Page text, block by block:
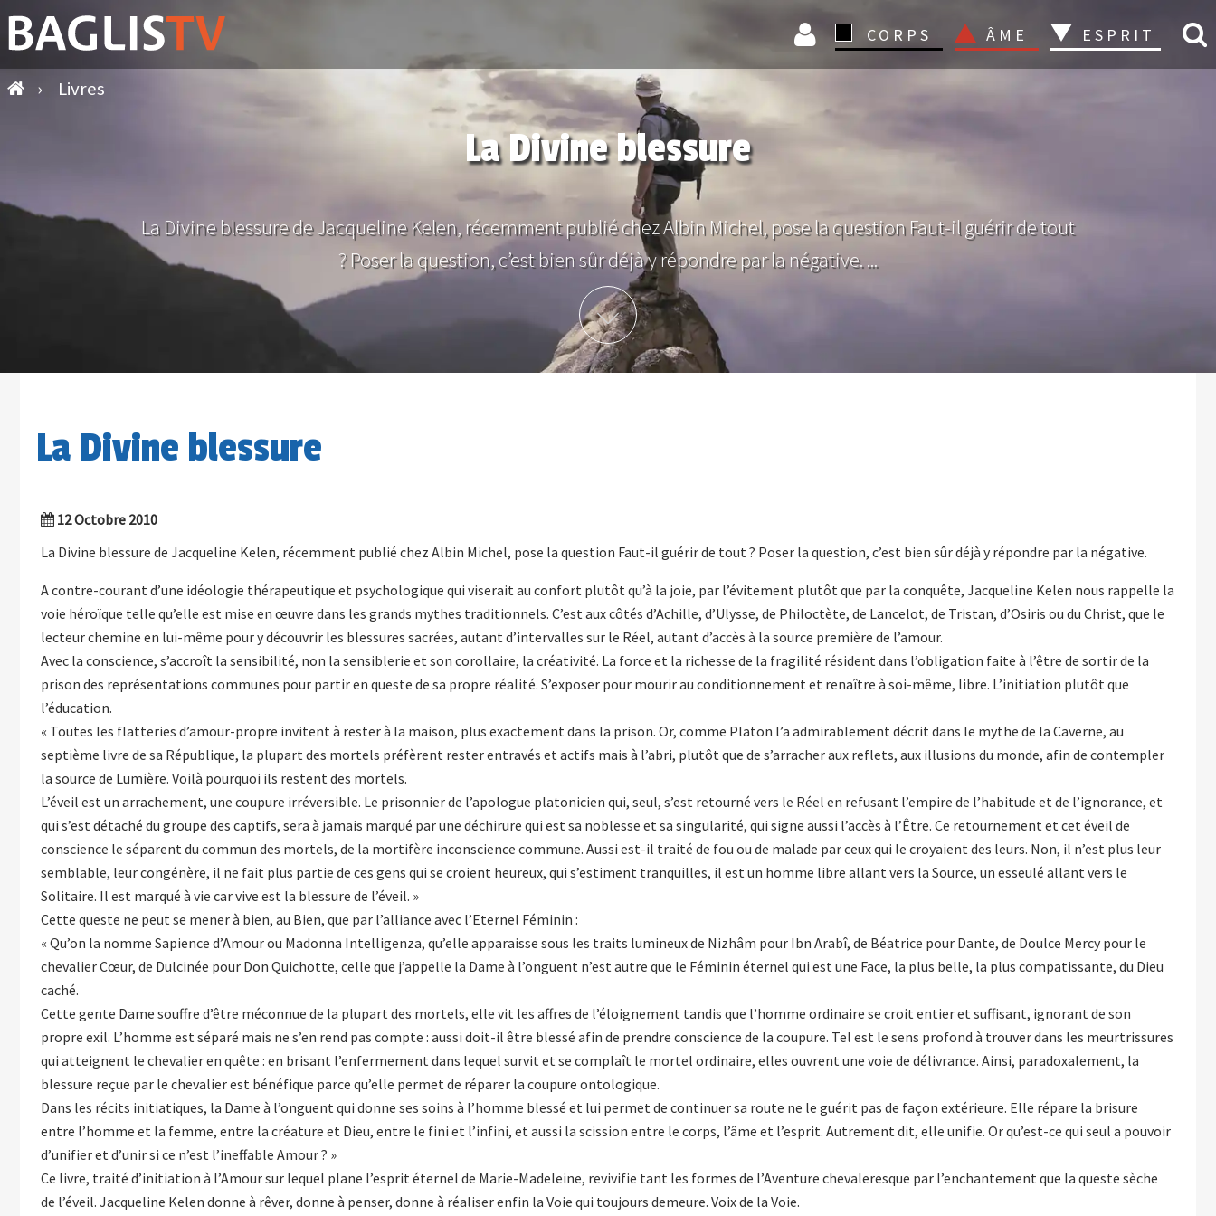
CONNEXION
CORPS ÂME ESPRIT
› Livres
La Divine blessure
La Divine blessure de Jacqueline Kelen, récemment publié chez Albin Michel, pose la question Faut-il guérir de tout
? Poser la question, c’est bien sûr déjà y répondre par la négative. ...
Plus d'info
La Divine blessure
12 Octobre 2010
La Divine blessure de Jacqueline Kelen, récemment publié chez Albin Michel, pose la question Faut-il guérir de tout ? Poser la question, c’est bien sûr déjà y répondre par la négative.
A contre-courant d’une idéologie thérapeutique et psychologique qui viserait au confort plutôt qu’à la joie, par l’évitement plutôt que par la conquête, Jacqueline Kelen nous rappelle la
voie héroïque telle qu’elle est mise en œuvre dans les grands mythes traditionnels. C’est aux côtés d’Achille, d’Ulysse, de Philoctète, de Lancelot, de Tristan, d’Osiris ou du Christ, que le
lecteur chemine en lui-même pour y découvrir les blessures sacrées, autant d’intervalles sur le Réel, autant d’accès à la source première de l’amour.
Avec la conscience, s’accroît la sensibilité, non la sensiblerie et son corollaire, la créativité. La force et la richesse de la fragilité résident dans l’obligation faite à l’être de sortir de la
prison des représentations communes pour partir en queste de sa propre réalité. S’exposer pour mourir au conditionnement et renaître à soi-même, libre. L’initiation plutôt que
l’éducation.
« Toutes les flatteries d’amour-propre invitent à rester à la maison, plus exactement dans la prison. Or, comme Platon l’a admirablement décrit dans le mythe de la Caverne, au
septième livre de sa République, la plupart des mortels préfèrent rester entravés et actifs mais à l’abri, plutôt que de s’arracher aux reflets, aux illusions du monde, afin de contempler
la source de Lumière. Voilà pourquoi ils restent des mortels.
L’éveil est un arrachement, une coupure irréversible. Le prisonnier de l’apologue platonicien qui, seul, s’est retourné vers le Réel en refusant l’empire de l’habitude et de l’ignorance, et
qui s’est détaché du groupe des captifs, sera à jamais marqué par une déchirure qui est sa noblesse et sa singularité, qui signe aussi l’accès à l’Être. Ce retournement et cet éveil de
conscience le séparent du commun des mortels, de la mortifère inconscience commune. Aussi est-il traité de fou ou de malade par ceux qui le croyaient des leurs. Non, il n’est plus leur
semblable, leur congénère, il ne fait plus partie de ces gens qui se croient heureux, qui s’estiment tranquilles, il est un homme libre allant vers la Source, un esseulé allant vers le
Solitaire. Il est marqué à vie car vive est la blessure de l’éveil. »
Cette queste ne peut se mener à bien, au Bien, que par l’alliance avec l’Eternel Féminin :
« Qu’on la nomme Sapience d’Amour ou Madonna Intelligenza, qu’elle apparaisse sous les traits lumineux de Nizhâm pour Ibn Arabî, de Béatrice pour Dante, de Doulce Mercy pour le
chevalier Cœur, de Dulcinée pour Don Quichotte, celle que j’appelle la Dame à l’onguent n’est autre que le Féminin éternel qui est une Face, la plus belle, la plus compatissante, du Dieu
caché.
Cette gente Dame souffre d’être méconnue de la plupart des mortels, elle vit les affres de l’éloignement tandis que l’homme ordinaire se croit entier et suffisant, ignorant de son
propre exil. L’homme est séparé mais ne s’en rend pas compte : aussi doit-il être blessé afin de prendre conscience de la coupure. Tel est le sens profond à trouver dans les meurtrissures
qui atteignent le chevalier en quête : en brisant l’enfermement dans lequel survit et se complaît le mortel ordinaire, elles ouvrent une voie de délivrance. Ainsi, paradoxalement, la
blessure reçue par le chevalier est bénéfique parce qu’elle permet de réparer la coupure ontologique.
Dans les récits initiatiques, la Dame à l’onguent qui donne ses soins à l’homme blessé et lui permet de continuer sa route ne le guérit pas de façon extérieure. Elle répare la brisure
entre l’homme et la femme, entre la créature et Dieu, entre le fini et l’infini, et aussi la scission entre le corps, l’âme et l’esprit. Autrement dit, elle unifie. Or qu’est-ce qui seul a pouvoir
d’unifier et d’unir si ce n’est l’ineffable Amour ? »
Ce livre, traité d’initiation à l’Amour sur lequel plane l’esprit éternel de Marie-Madeleine, revivifie tant les formes de l’Aventure chevaleresque par l’enchantement que la queste sèche
de l’éveil. Jacqueline Kelen donne à rêver, donne à penser, donne à réaliser enfin la Voie qui toujours demeure. Voix de la Voie.